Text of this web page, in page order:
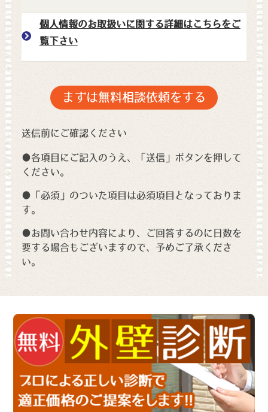
個人情報のお取扱いに関する詳細はこちらをご
覧下さい
送信前にご確認ください
●各項目にご記入のうえ、「送信」ボタンを押して
ください。
●「必須」のついた項目は必須項目となっておりま
す。
●お問い合わせ内容により、ご回答するのに日数を
要する場合もございますので、予めご了承くださ
い。